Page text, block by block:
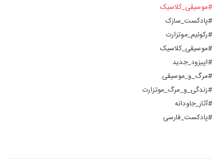
#موسیقی_کلاسیک
#پادکست_سازک
#رکوئیم_موتزارت
#موسیقی_کلاسیک
#اپیزود_جدید
#مرگ_و_موسیقی
#زندگی_و_مرگ_موتزارت
#آثار_جاودانه
#پادکست_فارسی